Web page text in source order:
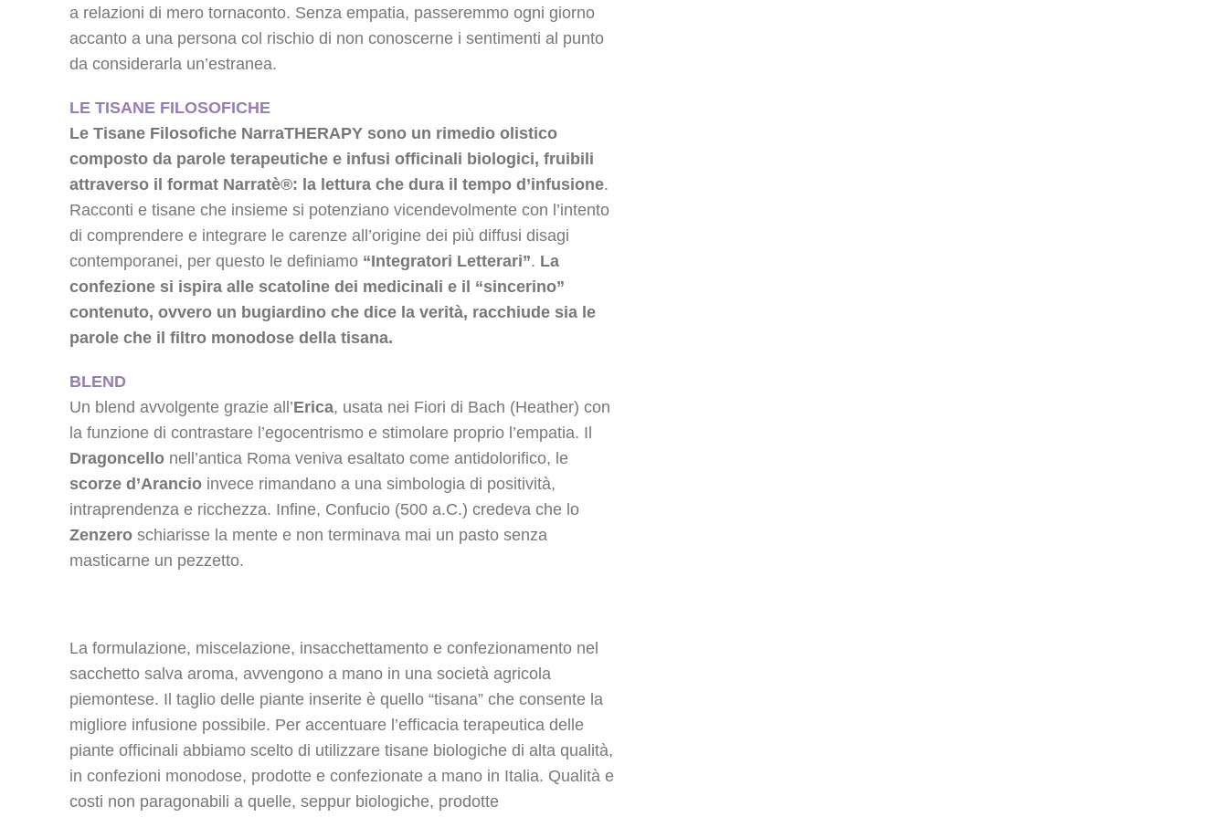
a relazioni di mero tornaconto. Senza empatia, passeremmo ogni giorno
accanto a una persona col rischio di non conoscerne i sentimenti al punto
da considerarla un’estranea.
LE TISANE FILOSOFICHE
Le Tisane Filosofiche NarraTHERAPY sono un rimedio olistico
composto da parole terapeutiche e infusi officinali biologici, fruibili
attraverso il format Narratè®: la lettura che dura il tempo d’infusione.
Racconti e tisane che insieme si potenziano vicendevolmente con l’intento
di comprendere e integrare le carenze all’origine dei più diffusi disagi
contemporanei, per questo le definiamo “Integratori Letterari”. La
confezione si ispira alle scatoline dei medicinali e il “sincerino”
contenuto, ovvero un bugiardino che dice la verità, racchiude sia le
parole che il filtro monodose della tisana.
BLEND
Un blend avvolgente grazie all’Erica, usata nei Fiori di Bach (Heather) con
la funzione di contrastare l’egocentrismo e stimolare proprio l’empatia. Il
Dragoncello nell’antica Roma veniva esaltato come antidolorifico, le
scorze d’Arancio invece rimandano a una simbologia di positività,
intraprendenza e ricchezza. Infine, Confucio (500 a.C.) credeva che lo
Zenzero schiarisse la mente e non terminava mai un pasto senza
masticarne un pezzetto.
La formulazione, miscelazione, insacchettamento e confezionamento nel
sacchetto salva aroma, avvengono a mano in una società agricola
piemontese. Il taglio delle piante inserite è quello “tisana” che consente la
migliore infusione possibile. Per accentuare l’efficacia terapeutica delle
piante officinali abbiamo scelto di utilizzare tisane biologiche di alta qualità,
in confezioni monodose, prodotte e confezionate a mano in Italia. Qualità e
costi non paragonabili a quelle, seppur biologiche, prodotte